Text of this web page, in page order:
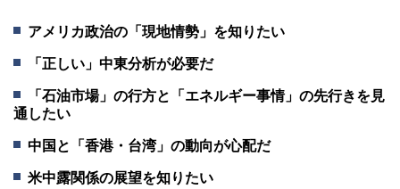
アメリカ政治の「現地情勢」を知りたい
「正しい」中東分析が必要だ
「石油市場」の行方と「エネルギー事情」の先行きを見
通したい
中国と「香港・台湾」の動向が心配だ
米中露関係の展望を知りたい